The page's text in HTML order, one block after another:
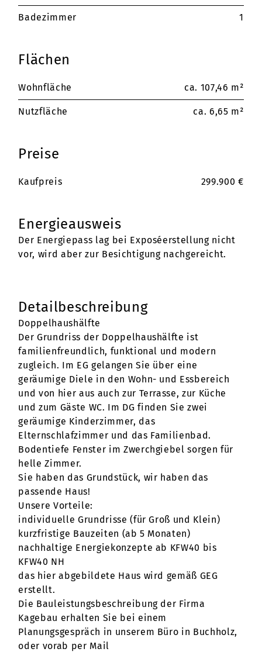
Badezimmer 1
Flächen
Wohnfläche ca. 107,46 m²
Nutzfläche ca. 6,65 m²
Preise
Kaufpreis 299.900 €
Energieausweis
Der Energiepass lag bei Exposéerstellung nicht
vor, wird aber zur Besichtigung nachgereicht.
Detailbeschreibung
Doppelhaushälfte
Der Grundriss der Doppelhaushälfte ist
familienfreundlich, funktional und modern
zugleich. Im EG gelangen Sie über eine
geräumige Diele in den Wohn- und Essbereich
und von hier aus auch zur Terrasse, zur Küche
und zum Gäste WC. Im DG finden Sie zwei
geräumige Kinderzimmer, das
Elternschlafzimmer und das Familienbad.
Bodentiefe Fenster im Zwerchgiebel sorgen für
helle Zimmer.
Sie haben das Grundstück, wir haben das
passende Haus!
Unsere Vorteile:
individuelle Grundrisse (für Groß und Klein)
kurzfristige Bauzeiten (ab 5 Monaten)
nachhaltige Energiekonzepte ab KFW40 bis
KFW40 NH
das hier abgebildete Haus wird gemäß GEG
erstellt.
Die Bauleistungsbeschreibung der Firma
Kagebau erhalten Sie bei einem
Planungsgespräch in unserem Büro in Buchholz,
oder vorab per Mail